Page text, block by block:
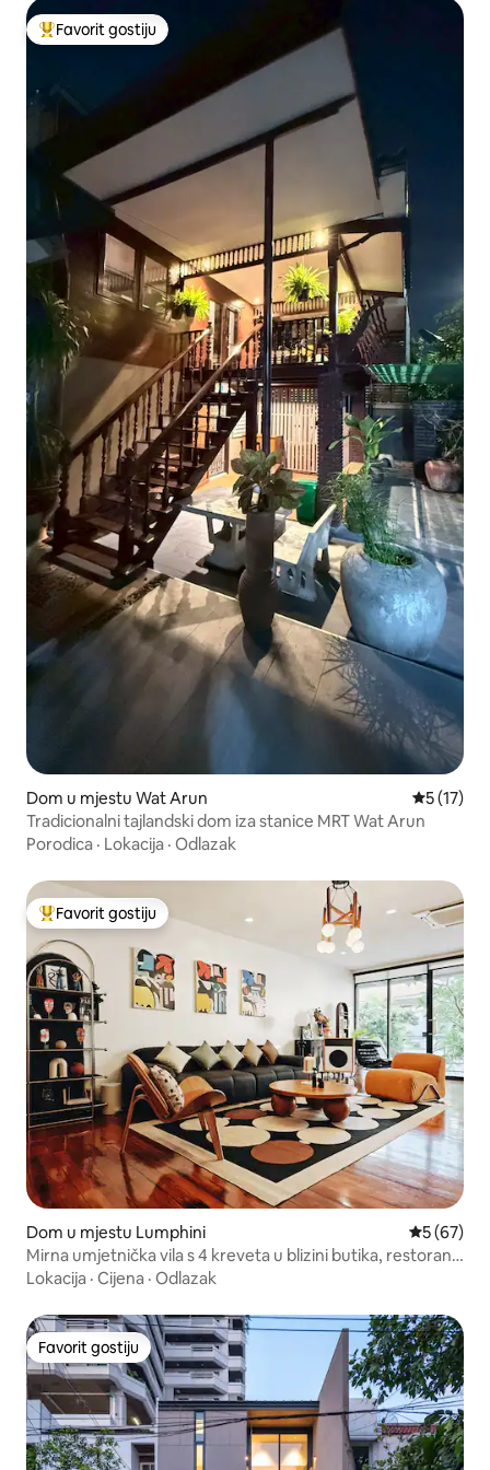
Glavni favorit gostiju
Favorit gostiju
Dom u mjestu Wat Arun Prosječna
5 (17)
Tradicionalni tajlandski dom iza stanice MRT Wat Arun
Porodica · Lokacija · Odlazak
Glavni favorit gostiju
Favorit gostiju
Dom u mjestu Lumphini Prosječna
5 (67)
Mirna umjetnička vila s 4 kreveta u blizini butika, restorana
i SPA centra
Lokacija · Cijena · Odlazak
Favorit gostiju
Favorit gostiju